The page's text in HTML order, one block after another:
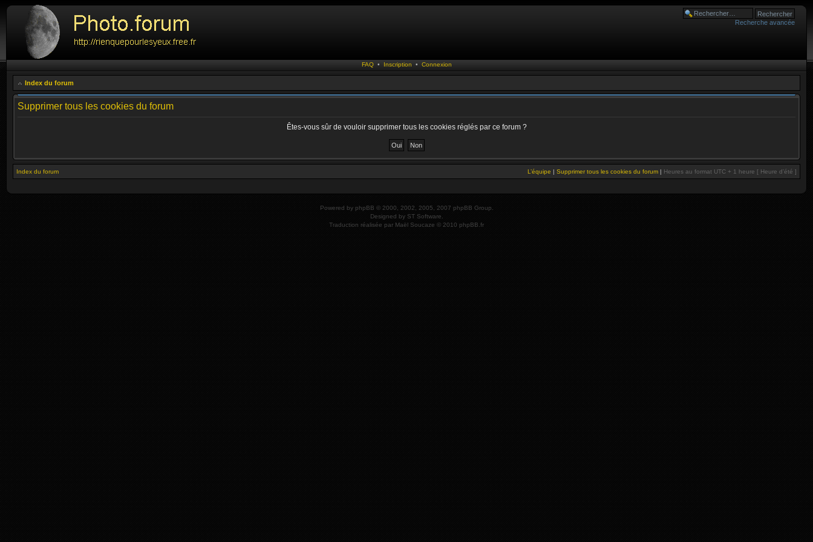
Recherche avancée
FAQ • Inscription • Connexion
Index du forum
Supprimer tous les cookies du forum
Êtes-vous sûr de vouloir supprimer tous les cookies réglés par ce forum ?
Index du forum L’équipe | Supprimer tous les cookies du forum | Heures au format UTC + 1 heure [ Heure d’été ]
Powered by phpBB © 2000, 2002, 2005, 2007 phpBB Group.
Designed by ST Software
Traduction réalisée par Maël Soucaze © 2010 phpBB.fr